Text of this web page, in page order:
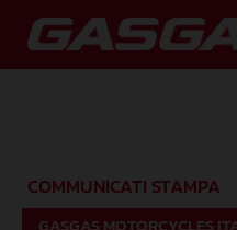
COMMUNICATI STAMPA